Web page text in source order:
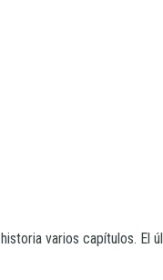
varios capítulos. El